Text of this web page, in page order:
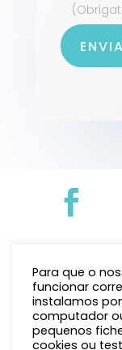

Para que o
funcionar
instalamos
computador
pequenos
cookies ou